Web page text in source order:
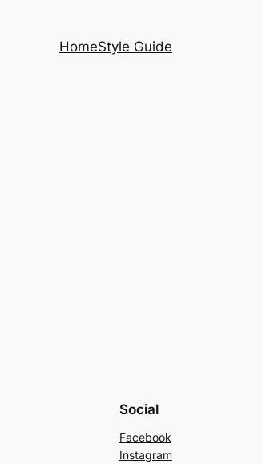
HomeStyle Guide
Social
Facebook
Instagram